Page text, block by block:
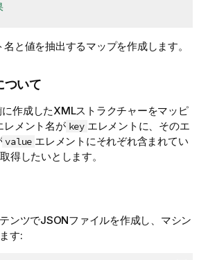
と値を抽出するマップを作成します。
ついて
作成したXMLストラクチャーをマッピ
レメント名が key エレメントに、そのエ
value エレメントにそれぞれ含まれてい
得したいとします。
ンツでJSONファイルを作成し、マシン
す: